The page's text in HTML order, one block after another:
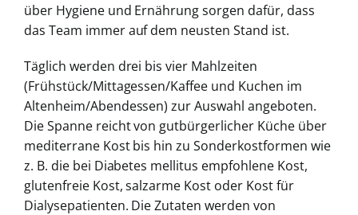
über Hygiene und Ernährung sorgen dafür, dass
das Team immer auf dem neusten Stand ist.
Täglich werden drei bis vier Mahlzeiten
(Frühstück/Mittagessen/Kaffee und Kuchen im
Altenheim/Abendessen) zur Auswahl angeboten.
Die Spanne reicht von gutbürgerlicher Küche über
mediterrane Kost bis hin zu Sonderkostformen wie
z. B. die bei Diabetes mellitus empfohlene Kost,
glutenfreie Kost, salzarme Kost oder Kost für
Dialysepatienten. Die Zutaten werden von